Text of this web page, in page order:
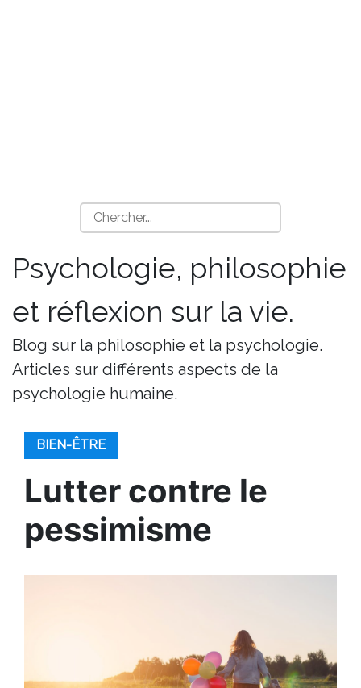
Psychologie, philosophie
et réflexion sur la vie.
Blog sur la philosophie et la psychologie.
Articles sur différents aspects de la
psychologie humaine.
BIEN-ÊTRE
Lutter contre le
pessimisme